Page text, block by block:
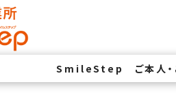
SmileStep ご本人